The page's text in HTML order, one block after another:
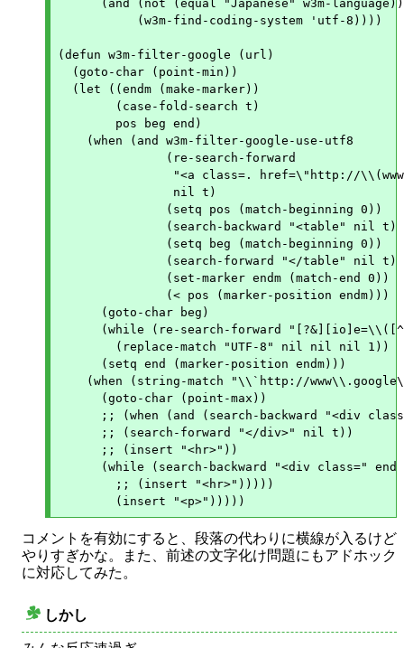
      (and (not (equal "Japanese" w3m-language))
(defun w3m-filter-google (url)
  (goto-char (point-min))
  (let ((endm (make-marker))
    (when (and w3m-filter-google-use-utf8
      (goto-char beg)
(while (re-search-forward
      (setq end (marker-position endm)))
(when (string-match "\\`http://
      (goto-char (point-max))
;; (when (and (search-backward "<div
      ;; (search-forward "</div>" nil t))
      ;; (insert "<hr>"))
(while (search-backward "<div class=" end
コメントを有効にすると、段落の代わりに横線が入るけど
やりすぎかな。また、前述の文字化け問題にもアドホック
に対応してみた。
しかし